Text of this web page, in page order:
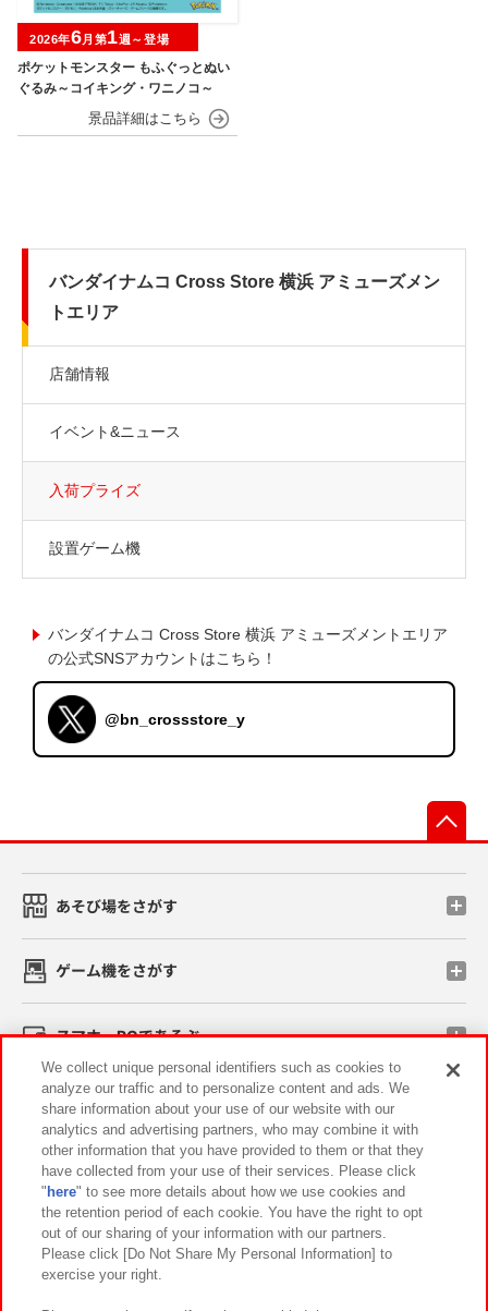
ポケットモンスター もふぐっとぬい
ぐるみ～コイキング・ワニノコ～
2026年6月第1週～登場
バンダイナムコ Cross Store 横浜 アミューズメン
トエリア
店舗情報
イベント&ニュース
入荷プライズ
設置ゲーム機
バンダイナムコ Cross Store 横浜 アミューズメントエリア
の公式SNSアカウントはこちら！
@bn_crossstore_y
あそび場をさがす
ゲーム機をさがす
スマホ・PCであそぶ
イベント・キャンペーン
関連会社 サステナビリティ サイトポリシー
プライバシーポリシー ウェブアクセシビリティ方針と検証結果
お取引先さまとともに
We collect unique personal identifiers such as cookies to
analyze our traffic and to personalize content and ads. We
share information about your use of our website with our
analytics and advertising partners, who may combine it with
other information that you have provided to them or that they
have collected from your use of their services. Please click
" here" to see more details about how we use cookies and
the retention period of each cookie. You have the right to opt
out of our sharing of your information with our partners.
Please click [Do Not Share My Personal Information] to
exercise your right.